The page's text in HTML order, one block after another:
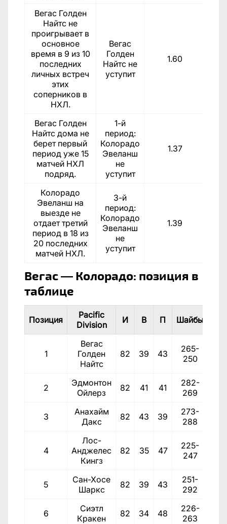
Вегас Голден
Найтс не
проигрывает в
основное
время в 9 из 10
последних
личных встреч
этих
соперников в
НХЛ.
Вегас
Голден
Найтс не
уступит
1.60
Вегас Голден
Найтс дома не
берет первый
период уже 15
матчей НХЛ
подряд.
1-й
период:
Колорадо
Эвеланш
не
уступит
1.37
Колорадо
Эвеланш на
выезде не
отдает третий
период в 18 из
20 последних
матчей НХЛ.
3-й
период:
Колорадо
Эвеланш
не
уступит
1.39
Вегас — Колорадо: позиция в
таблице
Позиция
Pacific
Division
И В П Шайбы
1
Вегас
Голден
Найтс
82 39 43
265-
250
2
Эдмонтон
Ойлерз
82 41 41
282-
269
3
Анахайм
Дакс
82 43 39
273-
288
4
Лос-
Анджелес
Кингз
82 35 47
225-
247
5
Сан-Хосе
Шаркс
82 39 43
251-
292
6
Сиэтл
Кракен
82 34 48
226-
263